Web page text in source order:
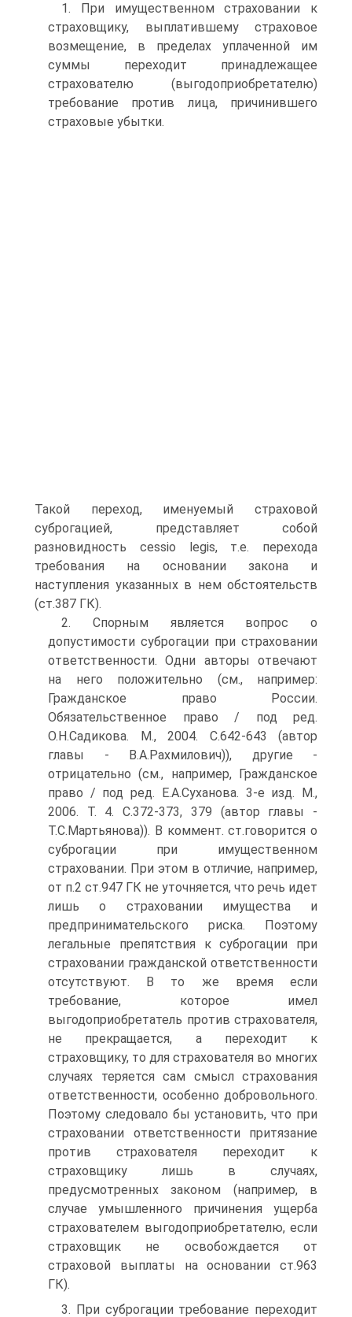
1. При имущественном страховании к
страховщику, выплатившему страховое
возмещение, в пределах уплаченной им
суммы переходит принадлежащее
страхователю (выгодоприобретателю)
требование против лица, причинившего
страховые убытки.
Такой переход, именуемый страховой
суброгацией, представляет собой
разновидность cessio legis, т.е. перехода
требования на основании закона и
наступления указанных в нем обстоятельств
(ст.387 ГК).
2. Спорным является вопрос о
допустимости суброгации при страховании
ответственности. Одни авторы отвечают
на него положительно (см., например:
Гражданское право России.
Обязательственное право / под ред.
О.Н.Садикова. М., 2004. С.642-643 (автор
главы - В.А.Рахмилович)), другие -
отрицательно (см., например, Гражданское
право / под ред. Е.А.Суханова. 3-е изд. М.,
2006. Т. 4. С.372-373, 379 (автор главы -
Т.С.Мартьянова)). В коммент. ст.говорится о
суброгации при имущественном
страховании. При этом в отличие, например,
от п.2 ст.947 ГК не уточняется, что речь идет
лишь о страховании имущества и
предпринимательского риска. Поэтому
легальные препятствия к суброгации при
страховании гражданской ответственности
отсутствуют. В то же время если
требование, которое имел
выгодоприобретатель против страхователя,
не прекращается, а переходит к
страховщику, то для страхователя во многих
случаях теряется сам смысл страхования
ответственности, особенно добровольного.
Поэтому следовало бы установить, что при
страховании ответственности притязание
против страхователя переходит к
страховщику лишь в случаях,
предусмотренных законом (например, в
случае умышленного причинения ущерба
страхователем выгодоприобретателю, если
страховщик не освобождается от
страховой выплаты на основании ст.963
ГК).
3. При суброгации требование переходит